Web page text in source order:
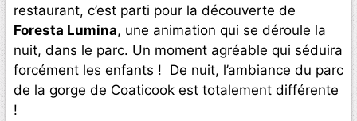
restaurant, c’est parti pour la découverte de
Foresta Lumina, une animation qui se déroule la
nuit, dans le parc. Un moment agréable qui séduira
forcément les enfants ! De nuit, l’ambiance du parc
de la gorge de Coaticook est totalement différente
!